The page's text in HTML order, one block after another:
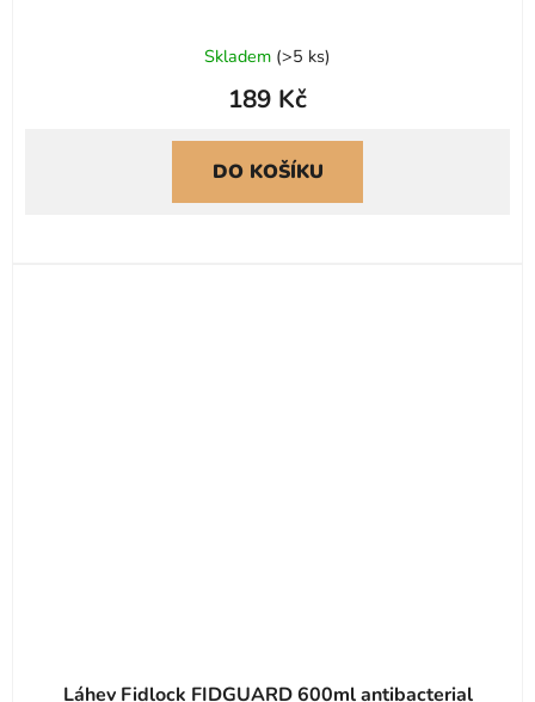
Skladem (>5 ks)
189 Kč
DO KOŠÍKU
Láhev Fidlock FIDGUARD 600ml antibacterial